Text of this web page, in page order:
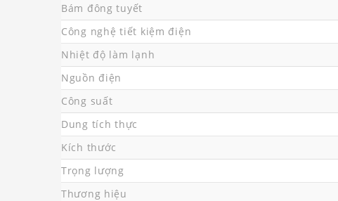
Bám đông tuyết
Công nghệ tiết kiệm điện
Nhiệt độ làm lạnh
Nguồn điện
Công suất
Dung tích thực
Kích thước
Trọng lượng
Thương hiệu